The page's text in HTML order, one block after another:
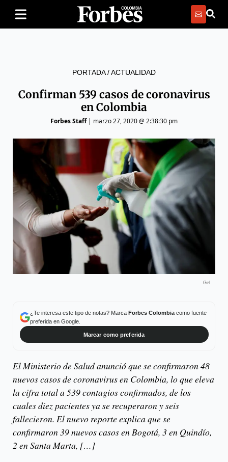
PORTADA/ACTUALIDAD
Confirman 539 casos de coronavirus
en Colombia
Forbes Staff| marzo 27, 2020 @ 2:38:30 pm
Gel
¿Te interesa este tipo de notas? Marca Forbes Colombiacomo fuente
preferida en Google.
Marcar como preferida
El Ministerio de Salud anunció que se confirmaron 48
nuevos casos de coronavirus en Colombia, lo que eleva
la cifra total a 539 contagios confirmados, de los
cuales diez pacientes ya se recuperaron y seis
fallecieron. El nuevo reporte explica que se
confirmaron 39 nuevos casos en Bogotá, 3 en Quindío,
2 en Santa Marta, […]